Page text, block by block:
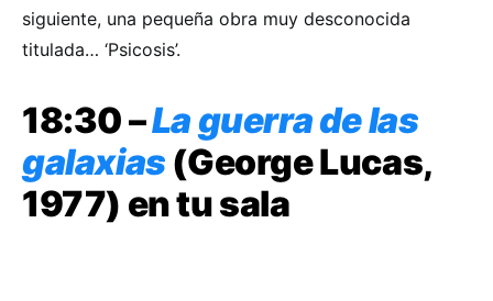
siguiente, una pequeña obra muy desconocida
titulada… ‘Psicosis’.
18:30 –La guerra de las
galaxias (George Lucas,
1977) en tu sala